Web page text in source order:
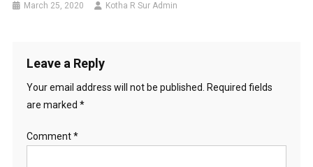
March 25, 2020 Kotha R Sur Admin
Leave a Reply
Your email address will not be published. Required fields
are marked *
Comment*